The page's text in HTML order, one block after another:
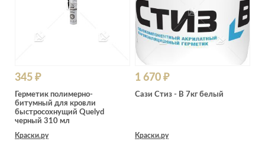
345 ₽
Герметик полимерно-
битумный для кровли
быстросохнущий Quelyd
черный 310 мл
Краски.ру
1 670 ₽
Сази Стиз - В 7кг белый
Краски.ру